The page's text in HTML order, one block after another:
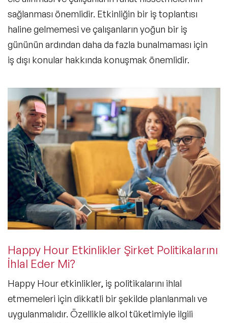
sağlanması önemlidir. Etkinliğin bir iş toplantısı
haline gelmemesi ve çalışanların yoğun bir iş
gününün ardından daha da fazla bunalmaması için
iş dışı konular hakkında konuşmak önemlidir.
Happy Hour Etkinlikler Şirket Politikalarını
İhlal Eder Mi?
Happy Hour etkinlikler, iş politikalarını ihlal
etmemeleri için dikkatli bir şekilde planlanmalı ve
uygulanmalıdır. Özellikle alkol tüketimiyle ilgili